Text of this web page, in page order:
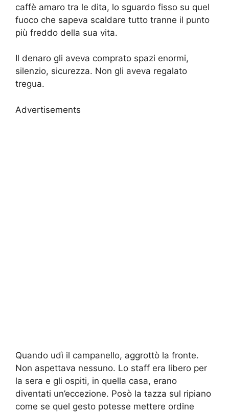
caffè amaro tra le dita, lo sguardo fisso su quel
fuoco che sapeva scaldare tutto tranne il punto
più freddo della sua vita.
Il denaro gli aveva comprato spazi enormi,
silenzio, sicurezza. Non gli aveva regalato
tregua.
Advertisements
Quando udì il campanello, aggrottò la fronte.
Non aspettava nessuno. Lo staff era libero per
la sera e gli ospiti, in quella casa, erano
diventati un’eccezione. Posò la tazza sul ripiano
come se quel gesto potesse mettere ordine